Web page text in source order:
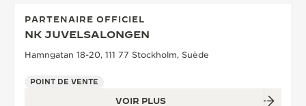
GARANTIE ATMOS
TIMEKEEPER »
EXPOSITION « THE DREAM SHAPER »
PARTENAIRE OFFICIEL
NK JUVELSALONGEN
Hamngatan 18-20, 111 77 Stockholm, Suède
POINT DE VENTE
VOIR PLUS